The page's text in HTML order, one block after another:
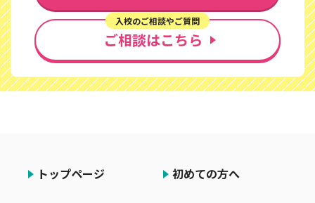
ご相談はこちら
入校のご相談やご質問
トップページ 初めての方へ